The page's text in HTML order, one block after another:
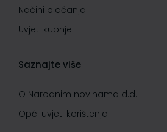
Načini plaćanja
Uvjeti kupnje
Saznajte više
O Narodnim novinama d.d.
Opći uvjeti korištenja